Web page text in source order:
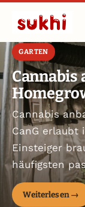
GARTEN
Cannabis
Cannabis
CanG erlaubt
Einsteiger
häufigsten
Weiterlesen →